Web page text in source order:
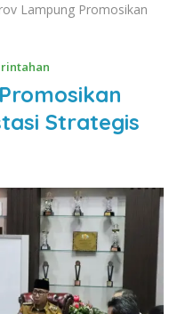
Lampung Promosikan
Strategis